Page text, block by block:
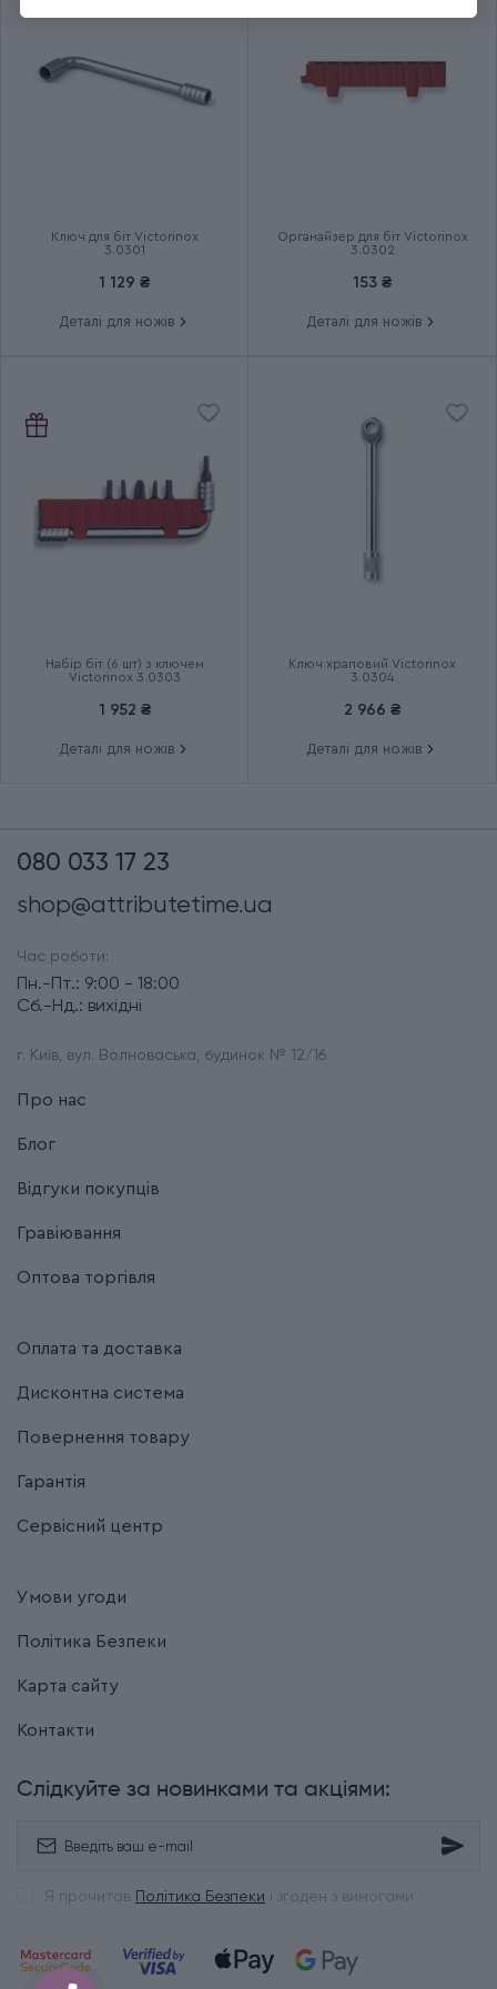
Довжина складаного ножа
Країна збірки
Ключ для біт Victorinox
3.0301
1 129 ₴
Деталі для ножів
Органайзер для біт Victorinox
3.0302
153 ₴
Деталі для ножів
Набір біт (6 шт) з ключем
Victorinox 3.0303
1 952 ₴
Деталі для ножів
Ключ храповий Victorinox
3.0304
2 966 ₴
Деталі для ножів
080 033 17 23
shop@attributetime.ua
Час роботи:
Пн.-Пт.: 9:00 - 18:00
Сб.-Нд.: вихідні
г. Київ, вул. Волноваська, будинок № 12/16
Про нас
Блог
Відгуки покупців
Гравіювання
Оптова торгівля
Оплата та доставка
Дисконтна система
Повернення товару
Гарантія
Сервісний центр
Умови угоди
Політика Безпеки
Карта сайту
Контакти
Слідкуйте за новинками та акціями:
Я прочитав Політика Безпеки і згоден з вимогами